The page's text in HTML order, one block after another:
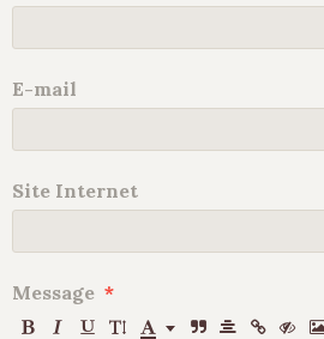
E-mail
Site Internet
Message